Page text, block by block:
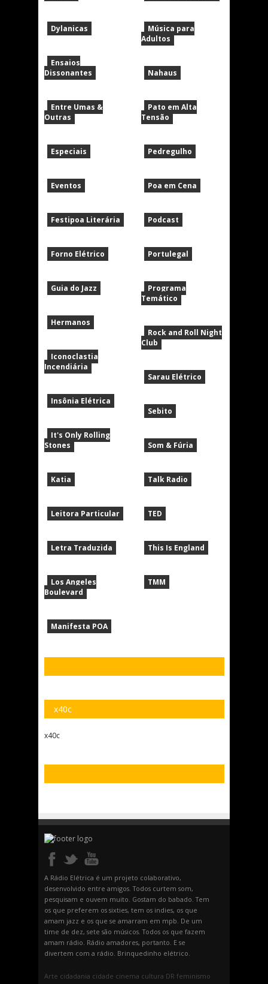
Dylanicas
Ensaios
Dissonantes
Entre Umas &
Outras
Especiais
Eventos
Festipoa Literária
Forno Elétrico
Guia do Jazz
Hermanos
Iconoclastia
Incendiária
Insônia Elétrica
It's Only Rolling
Stones
Katia
Leitora Particular
Letra Traduzida
Los Angeles
Boulevard
Manifesta POA
Música para
Adultos
Nahaus
Pato em Alta
Tensão
Pedregulho
Poa em Cena
Podcast
Portulegal
Programa
Temático
Rock and Roll Night
Club
Sarau Elétrico
Sebito
Som & Fúria
Talk Radio
TED
This Is England
TMM
x40c
x40c
A Rádio Elétrica é um projeto colaborativo,
desenvolvido entre amigos. Todos curtem som,
pesquisam e ouvem muito. Gostam do babado. Tem
os que preferem os sixties, tem os indies, os que
amam jazz e os que se amarram em mpb. De um
time de dez, sete são músicos. Todos os que fazem
amam rádio. Rádio amadores, portanto. E se
divertem com a rádio. Brinquedinho elétrico.
Arte cidadania cidade cinema cultura DR feminismo